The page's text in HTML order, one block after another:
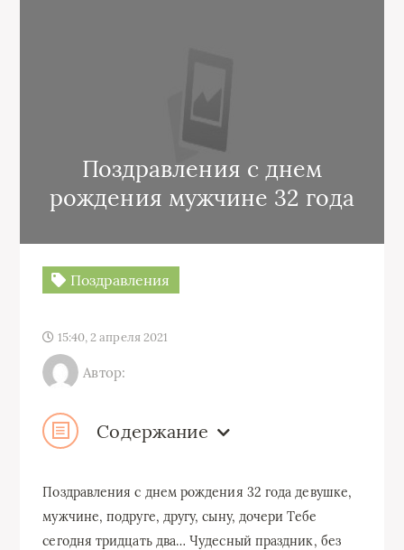
Поздравления с днем
рождения мужчине 32 года
Поздравления
15:40, 2 апреля 2021
Автор:
Содержание
Поздравления с днем рождения 32 года девушке,
мужчине, подруге, другу, сыну, дочери Тебе
сегодня тридцать два… Чудесный праздник, без